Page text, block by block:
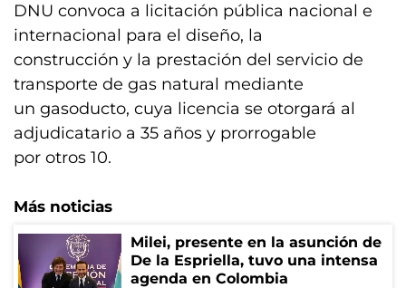
DNU convoca a licitación pública nacional e
internacional para el diseño, la
construcción y la prestación del servicio de
transporte de gas natural mediante
un gasoducto, cuya licencia se otorgará al
adjudicatario a 35 años y prorrogable
por otros 10.
Más noticias
Milei, presente en la asunción de
De la Espriella, tuvo una intensa
agenda en Colombia